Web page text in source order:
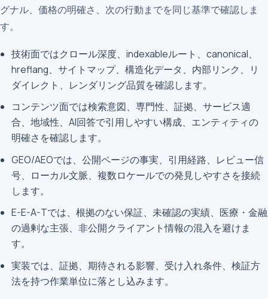
グナル、価格の明確さ、次の行動までを同じ基準で確認しま
す。
技術面ではクロール深度、indexableルート、canonical、
hreflang、サイトマップ、構造化データ、内部リンク、リ
ダイレクト、レンダリング品質を確認します。
コンテンツ面では検索意図、専門性、証拠、サービス適
合、地域性、AI回答で引用しやすい構成、エンティティの
明確さを確認します。
GEO/AEOでは、公開ページの事実、引用経路、レビュー信
号、ローカル文脈、複数ロケールでの発見しやすさを接続
します。
E-E-A-Tでは、根拠のない保証、未確認の実績、医療・金融
の過剰な主張、非公開クライアント情報の混入を避けま
す。
実装では、証拠、期待される影響、受け入れ条件、検証方
法を持つ作業単位に落とし込みます。